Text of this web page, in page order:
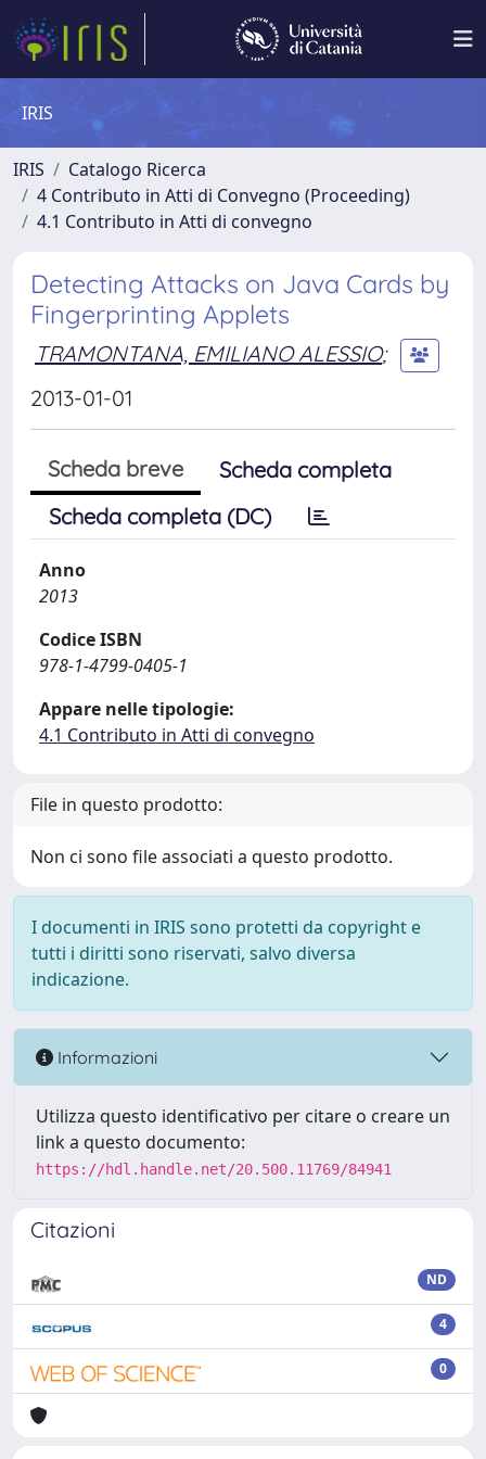
IRIS
IRIS
Catalogo Ricerca
4 Contributo in Atti di Convegno (Proceeding)
4.1 Contributo in Atti di convegno
Detecting Attacks on Java Cards by
Fingerprinting Applets
TRAMONTANA, EMILIANO ALESSIO;
2013-01-01
Scheda breve
Scheda completa
Scheda completa (DC)
Anno
2013
Codice ISBN
978-1-4799-0405-1
Appare nelle tipologie:
4.1 Contributo in Atti di convegno
File in questo prodotto:
Non ci sono file associati a questo prodotto.
I documenti in IRIS sono protetti da copyright e
tutti i diritti sono riservati, salvo diversa
indicazione.
Informazioni
Utilizza questo identificativo per citare o creare un
link a questo documento:
https://hdl.handle.net/20.500.11769/84941
Citazioni
ND
4
0